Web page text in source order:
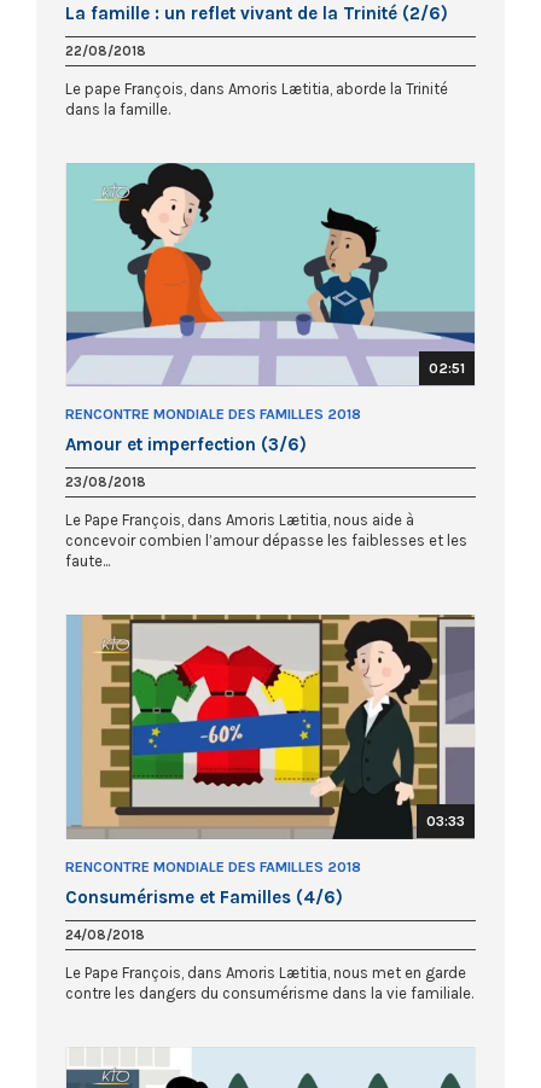
La famille : un reflet vivant de la Trinité (2/6)
22/08/2018
Le pape François, dans Amoris Lætitia, aborde la Trinité
dans la famille.
02:51
RENCONTRE MONDIALE DES FAMILLES 2018
Amour et imperfection (3/6)
23/08/2018
Le Pape François, dans Amoris Lætitia, nous aide à
concevoir combien l’amour dépasse les faiblesses et les
faute...
03:33
RENCONTRE MONDIALE DES FAMILLES 2018
Consumérisme et Familles (4/6)
24/08/2018
Le Pape François, dans Amoris Lætitia, nous met en garde
contre les dangers du consumérisme dans la vie familiale.